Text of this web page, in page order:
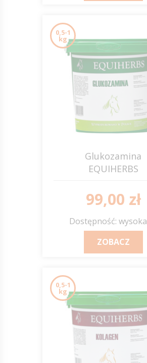
0,5-1
kg
Glukozamina
EQUIHERBS
99,00 zł
Dostępność: wysoka
ZOBACZ
0,5-1
kg